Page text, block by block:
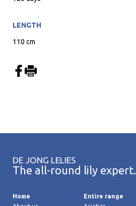
LENGTH
110 cm
DE JONG LELIES
The all-round lily expert.
Home
Entire range